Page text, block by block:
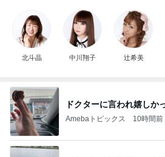
北斗晶 中川翔子 辻希美
ドクターに言われ嬉しか
Amebaトピックス 10時間前